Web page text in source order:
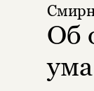
Об
ума